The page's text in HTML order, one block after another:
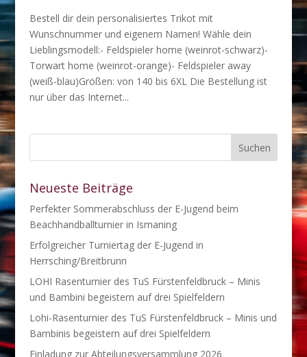
Bestell dir dein personalisiertes Trikot mit
Wunschnummer und eigenem Namen! Wähle dein
Lieblingsmodell:- Feldspieler home (weinrot-schwarz)-
Torwart home (weinrot-orange)- Feldspieler away
(weiß-blau)Größen: von 140 bis 6XL Die Bestellung ist
nur über das Internet...
Neueste Beiträge
Perfekter Sommerabschluss der E-Jugend beim
Beachhandballturnier in Ismaning
Erfolgreicher Turniertag der E-Jugend in
Herrsching/Breitbrunn
LOHI Rasenturnier des TuS Fürstenfeldbruck – Minis
und Bambini begeistern auf drei Spielfeldern
Lohi-Rasenturnier des TuS Fürstenfeldbruck – Minis und
Bambinis begeistern auf drei Spielfeldern
Einladung zur Abteilungsversammlung 2026